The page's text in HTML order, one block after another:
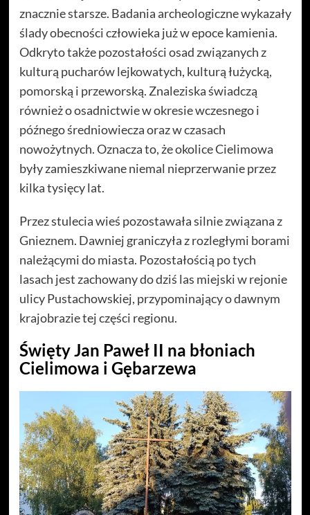
znacznie starsze. Badania archeologiczne wykazały
ślady obecności człowieka już w epoce kamienia.
Odkryto także pozostałości osad związanych z
kulturą pucharów lejkowatych, kulturą łużycką,
pomorską i przeworską. Znaleziska świadczą
również o osadnictwie w okresie wczesnego i
późnego średniowiecza oraz w czasach
nowożytnych. Oznacza to, że okolice Cielimowa
były zamieszkiwane niemal nieprzerwanie przez
kilka tysięcy lat.
Przez stulecia wieś pozostawała silnie związana z
Gnieznem. Dawniej graniczyła z rozległymi borami
należącymi do miasta. Pozostałością po tych
lasach jest zachowany do dziś las miejski w rejonie
ulicy Pustachowskiej, przypominający o dawnym
krajobrazie tej części regionu.
Święty Jan Paweł II na błoniach
Cielimowa i Gębarzewa